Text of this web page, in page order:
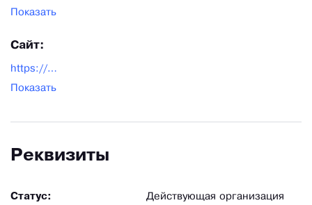
Показать
Сайт:
https://meshkipaketi.ru/
Показать
Реквизиты
Статус: Действующая организация